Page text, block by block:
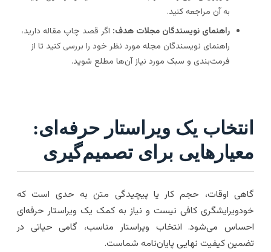
به آن مراجعه کنید.
راهنمای نویسندگان مجلات هدف:اگر قصد چاپ مقاله دارید،
راهنمای نویسندگان مجله مورد نظر خود را بررسی کنید تا از
فرمت‌بندی و سبک مورد نیاز آن‌ها مطلع شوید.
یک ویراستار حرفه‌ای:
برای تصمیم‌گیری
اوقات، حجم کار یا پیچیدگی متن به حدی است که
کافی نیست و نیاز به کمک یک ویراستار حرفه‌ای
می‌شود. انتخاب ویراستار مناسب، گامی حیاتی در
کیفیت نهایی پایان‌نامه شماست.